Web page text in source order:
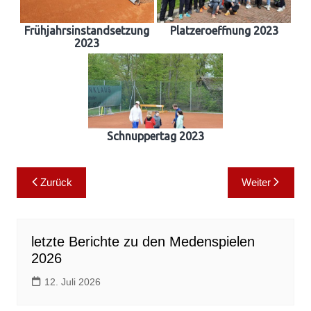
Frühjahrsinstandsetzung
2023
Platzeroeffnung 2023
Schnuppertag 2023
Beitragsnavigation
Zurück Weiter
letzte Berichte zu den Medenspielen
2026
12. Juli 2026